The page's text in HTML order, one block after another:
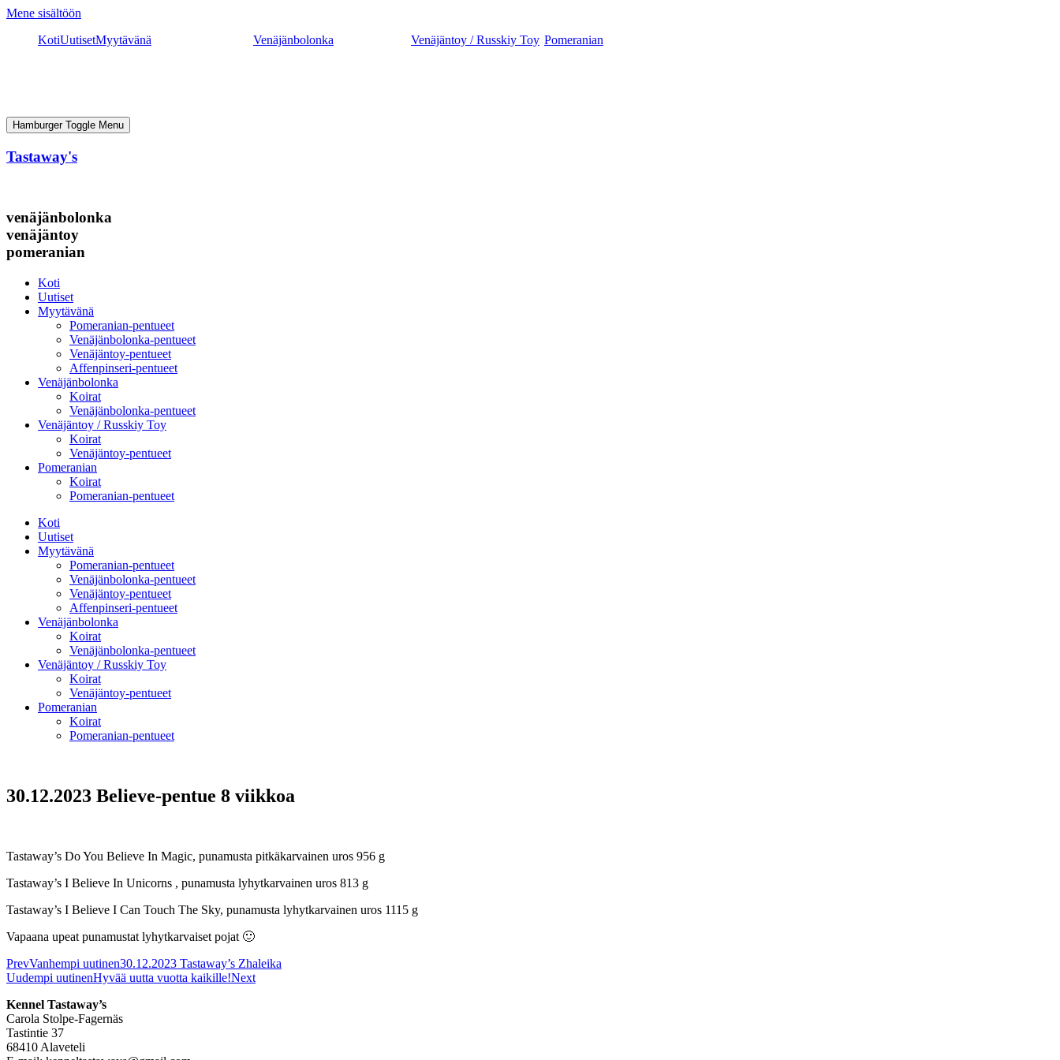
Mene sisältöön
KotiUutisetMyytävänä Venäjänbolonka Venäjäntoy / Russkiy Toy Pomeranian
Hamburger Toggle Menu
Tastaway's
venäjänbolonka
venäjäntoy
pomeranian
Koti
Uutiset
Myytävänä
Pomeranian-pentueet
Venäjänbolonka-pentueet
Venäjäntoy-pentueet
Affenpinseri-pentueet
Venäjänbolonka
Koirat
Venäjänbolonka-pentueet
Venäjäntoy / Russkiy Toy
Koirat
Venäjäntoy-pentueet
Pomeranian
Koirat
Pomeranian-pentueet
Koti
Uutiset
Myytävänä
Pomeranian-pentueet
Venäjänbolonka-pentueet
Venäjäntoy-pentueet
Affenpinseri-pentueet
Venäjänbolonka
Koirat
Venäjänbolonka-pentueet
Venäjäntoy / Russkiy Toy
Koirat
Venäjäntoy-pentueet
Pomeranian
Koirat
Pomeranian-pentueet
30.12.2023 Believe-pentue 8 viikkoa
Tastaway’s Do You Believe In Magic, punamusta pitkäkarvainen uros 956 g
Tastaway’s I Believe In Unicorns , punamusta lyhytkarvainen uros 813 g
Tastaway’s I Believe I Can Touch The Sky, punamusta lyhytkarvainen uros 1115 g
Vapaana upeat punamustat lyhytkarvaiset pojat 🙂
PrevVanhempi uutinen30.12.2023 Tastaway’s Zhaleika
Uudempi uutinenHyvää uutta vuotta kaikille!Next
Kennel Tastaway’s
Carola Stolpe-Fagernäs
Tastintie 37
68410 Alaveteli